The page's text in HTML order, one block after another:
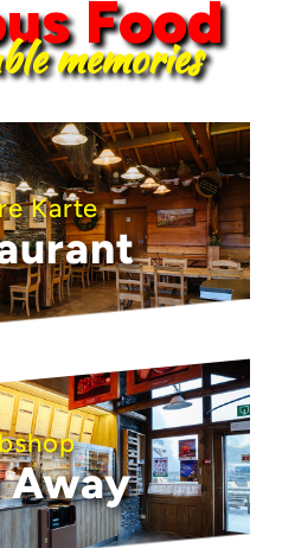
us Food
blememories
Karte
Away